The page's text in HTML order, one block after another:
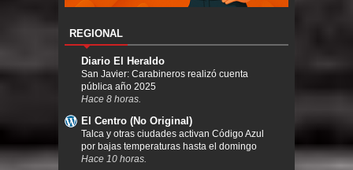
REGIONAL
Diario El Heraldo
San Javier: Carabineros realizó cuenta
pública año 2025
Hace 8 horas.
El Centro (No Original)
Talca y otras ciudades activan Código Azul
por bajas temperaturas hasta el domingo
Hace 10 horas.